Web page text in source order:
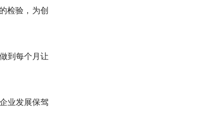
检验，为创
到每个月让
业发展保驾